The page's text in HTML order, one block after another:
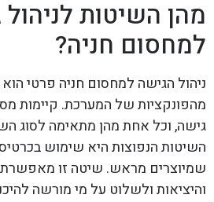
מהן השיטות
למחסום חניה?
ניהול הגישה למחסום חניה פרטי
מהפונקציות של המערכת. קיימות
גישה, וכל אחת מהן מתאימה לסוג
השיטות הנפוצות היא שימוש
שמיוצרים מראש. שיטה זו מאפשרת
והיציאות ולשלוט על מי מורשה